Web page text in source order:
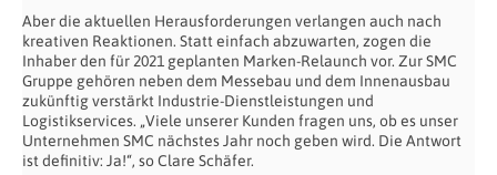
Aber die aktuellen Herausforderungen verlangen auch nach
kreativen Reaktionen. Statt einfach abzuwarten, zogen die
Inhaber den für 2021 geplanten Marken-Relaunch vor. Zur SMC
Gruppe gehören neben dem Messebau und dem Innenausbau
zukünftig verstärkt Industrie-Dienstleistungen und
Logistikservices. „Viele unserer Kunden fragen uns, ob es unser
Unternehmen SMC nächstes Jahr noch geben wird. Die Antwort
ist definitiv: Ja!“, so Clare Schäfer.